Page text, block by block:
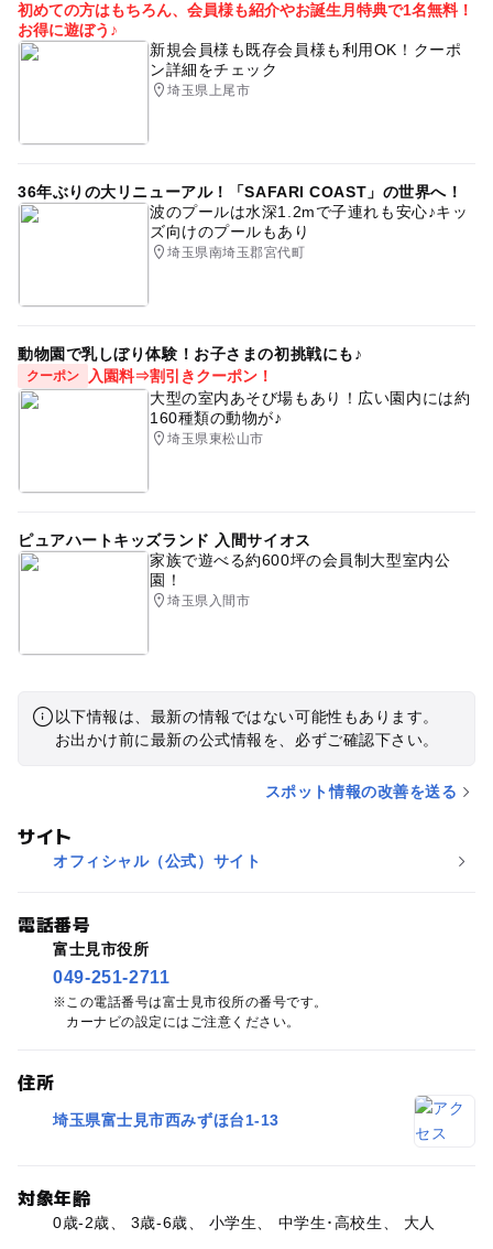
初めての方はもちろん、会員様も紹介やお誕生月特典で1名無料！
お得に遊ぼう♪
新規会員様も既存会員様も利用OK！クーポ
ン詳細をチェック
埼玉県上尾市
36年ぶりの大リニューアル！「SAFARI COAST」の世界へ！
波のプールは水深1.2mで子連れも安心♪キッ
ズ向けのプールもあり
埼玉県南埼玉郡宮代町
動物園で乳しぼり体験！お子さまの初挑戦にも♪
クーポン
入園料⇒割引きクーポン！
大型の室内あそび場もあり！広い園内には約
160種類の動物が♪
埼玉県東松山市
ピュアハートキッズランド 入間サイオス
家族で遊べる約600坪の会員制大型室内公
園！
埼玉県入間市
以下情報は、最新の情報ではない可能性もあります。
お出かけ前に最新の公式情報を、必ずご確認下さい。
スポット情報の改善を送る
サイト
オフィシャル（公式）サイト
電話番号
富士見市役所
049-251-2711
この電話番号は富士見市役所の番号です。
カーナビの設定にはご注意ください。
住所
埼玉県富士見市西みずほ台1-13
対象年齢
0歳-2歳、 3歳-6歳、 小学生、 中学生･高校生、 大人